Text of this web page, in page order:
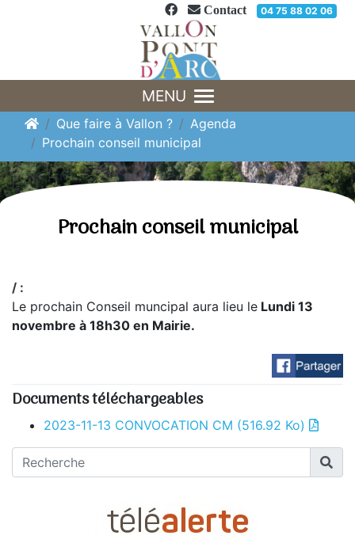
Contact 04 75 88 02 06
MENU
Que faire à Vallon ?
Agenda
Prochain conseil municipal
Prochain conseil municipal
/ :
Le prochain Conseil muncipal aura lieu le Lundi 13
novembre à 18h30 en Mairie.
Documents téléchargeables
2023-11-13 CONVOCATION CM (516.92 Ko)
Panneau de gestion des cookies